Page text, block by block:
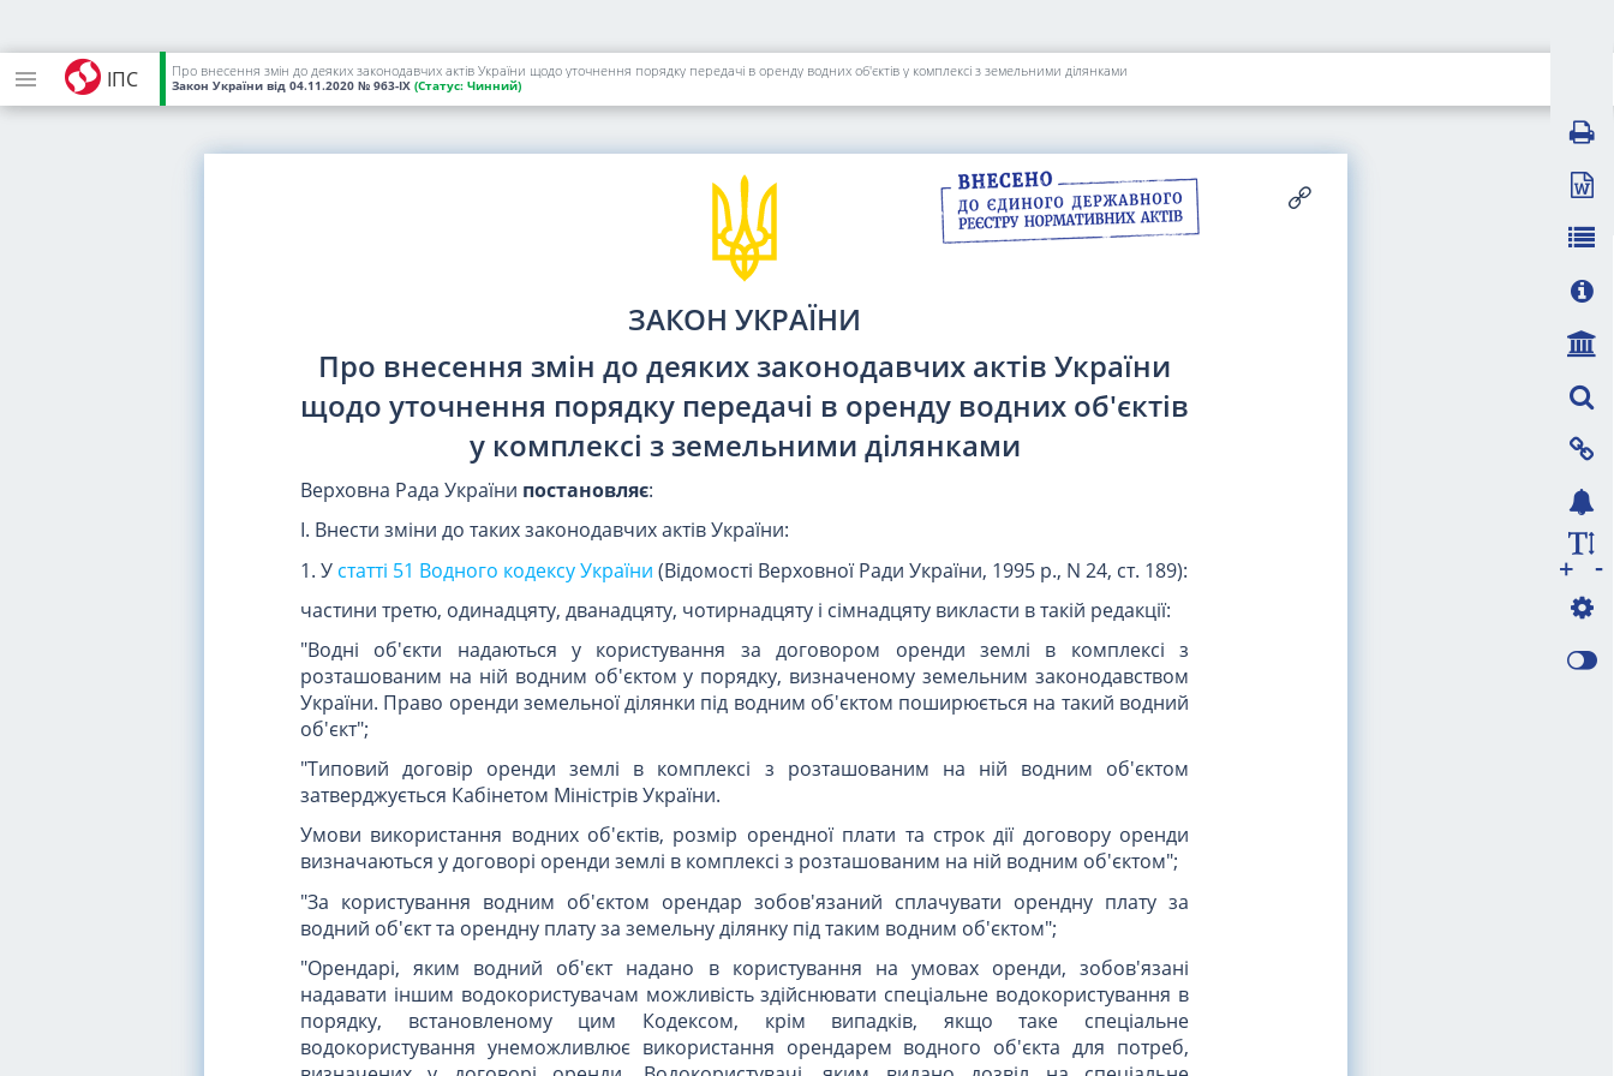
ІПС Про внесення змін до деяких законодавчих актів України щодо уточнення порядку передачі в оренду водних об'єктів у комплексі з земельними ділянками
Закон України від 04.11.2020 № 963-IX (Статус: Чинний)
ЗАКОН УКРАЇНИ
Про внесення змін до деяких законодавчих актів України
щодо уточнення порядку передачі в оренду водних об'єктів
у комплексі з земельними ділянками
Верховна Рада України постановляє:
I. Внести зміни до таких законодавчих актів України:
1. У статті 51 Водного кодексу України (Відомості Верховної Ради України, 1995 р., N 24, ст. 189):
частини третю, одинадцяту, дванадцяту, чотирнадцяту і сімнадцяту викласти в такій редакції:
"Водні об'єкти надаються у користування за договором оренди землі в комплексі з
розташованим на ній водним об'єктом у порядку, визначеному земельним законодавством
України. Право оренди земельної ділянки під водним об'єктом поширюється на такий водний
об'єкт";
"Типовий договір оренди землі в комплексі з розташованим на ній водним об'єктом
затверджується Кабінетом Міністрів України.
Умови використання водних об'єктів, розмір орендної плати та строк дії договору оренди
визначаються у договорі оренди землі в комплексі з розташованим на ній водним об'єктом";
"За користування водним об'єктом орендар зобов'язаний сплачувати орендну плату за
водний об'єкт та орендну плату за земельну ділянку під таким водним об'єктом";
"Орендарі, яким водний об'єкт надано в користування на умовах оренди, зобов'язані
надавати іншим водокористувачам можливість здійснювати спеціальне водокористування в
порядку, встановленому цим Кодексом, крім випадків, якщо таке спеціальне
водокористування унеможливлює використання орендарем водного об'єкта для потреб,
-
+